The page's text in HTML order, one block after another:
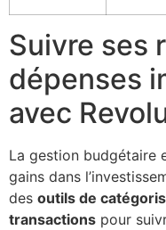
Suivre ses
dépenses
avec
La gestion budgétaire
gains dans
des outils de
transactions pour